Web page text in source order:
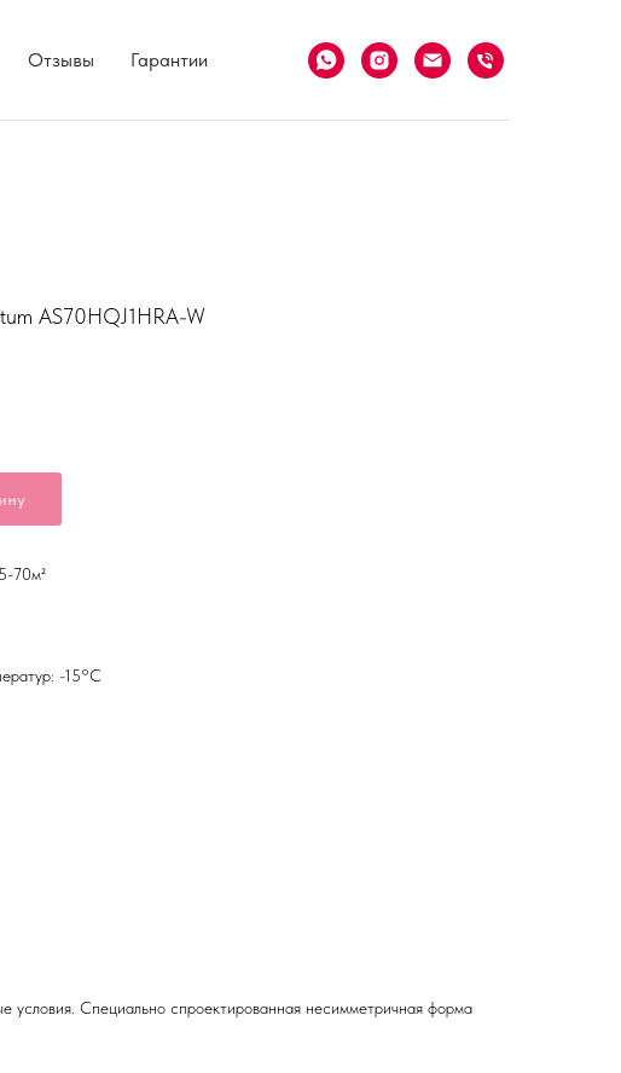
Отзывы Гарантии
AS70HQJ1HRA-W
70м²
-15°С
условия. Специально спроектированная несимметричная форма